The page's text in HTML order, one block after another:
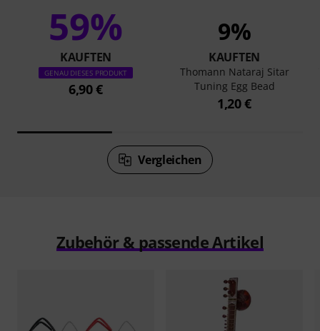
59%
KAUFTEN
GENAU DIESES PRODUKT
6,90 €
9%
KAUFTEN
Thomann Nataraj Sitar
Tuning Egg Bead
1,20 €
Vergleichen
Zubehör & passende Artikel